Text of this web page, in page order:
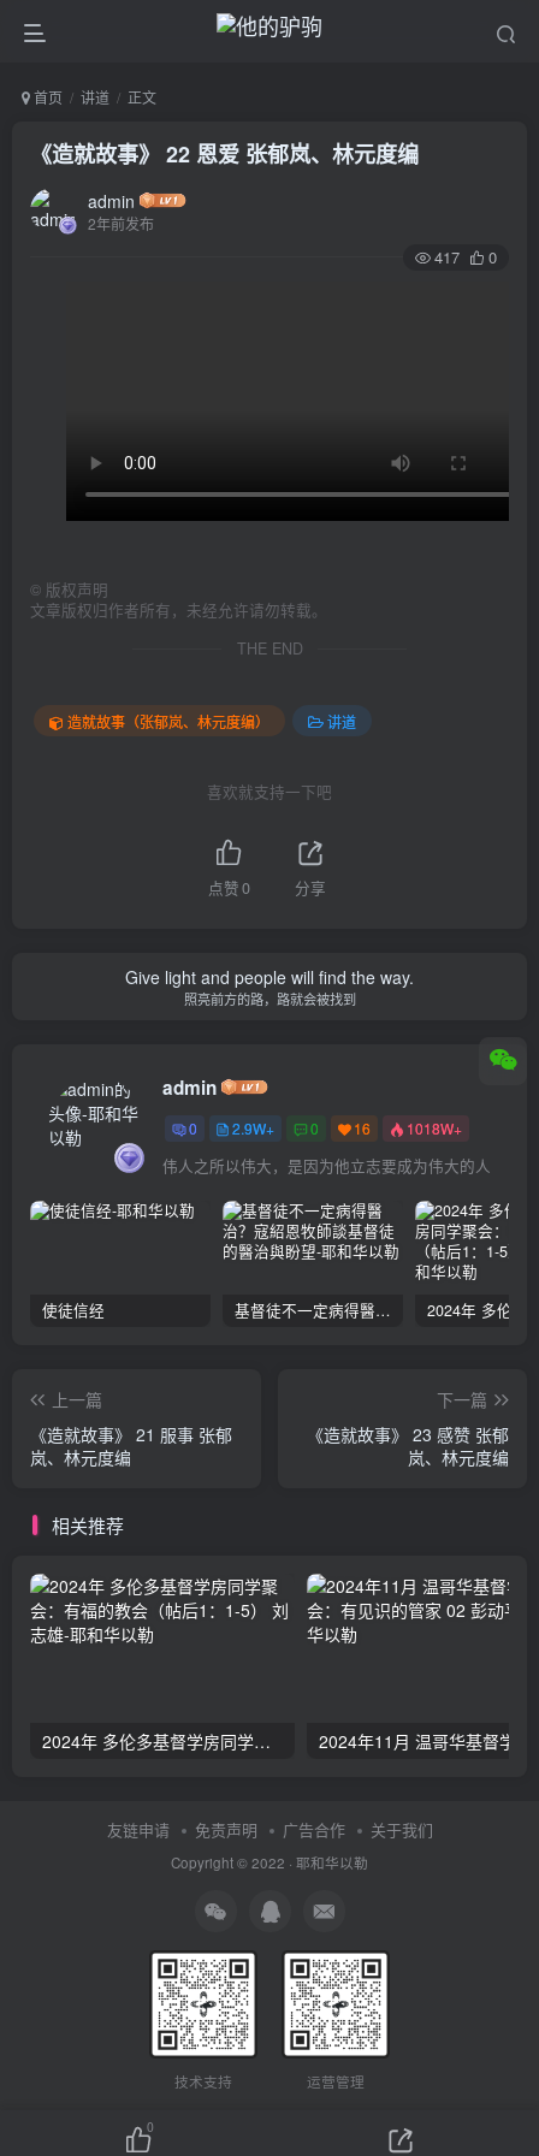
首页 讲道 正文
《造就故事》 22 恩爱 张郁岚、林元度编
admin
2年前发布
417 0
© 版权声明
文章版权归作者所有，未经允许请勿转载。
THE END
造就故事（张郁岚、林元度编） 讲道
喜欢就支持一下吧
点赞0 分享
Give light and people will find the way.
照亮前方的路，路就会被找到
admin
0 2.9W+ 0 16 1018W+
伟人之所以伟大，是因为他立志要成为伟大的人
使徒信经 基督徒不一定病得醫治？寇紹恩牧師談基督徒的醫治與盼望
上一篇
《造就故事》 21 服事 张郁
岚、林元度编
下一篇
《造就故事》 23 感赞 张郁
岚、林元度编
相关推荐
2024年 多伦多基督学房同学聚会：有福的教会（帖后1：1-5） 刘志雄
友链申请 免责声明 广告合作 关于我们
Copyright © 2022 · 耶和华以勒
技术支持 运营管理
0